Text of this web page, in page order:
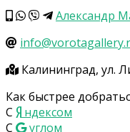
Александр
Калининград, ул.
Как быстрее
С
ндексом
С
углом